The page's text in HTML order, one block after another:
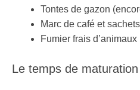
Tontes de gazon
Marc de café et
Fumier frais
Le temps de